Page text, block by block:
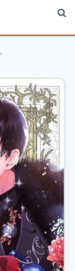
›